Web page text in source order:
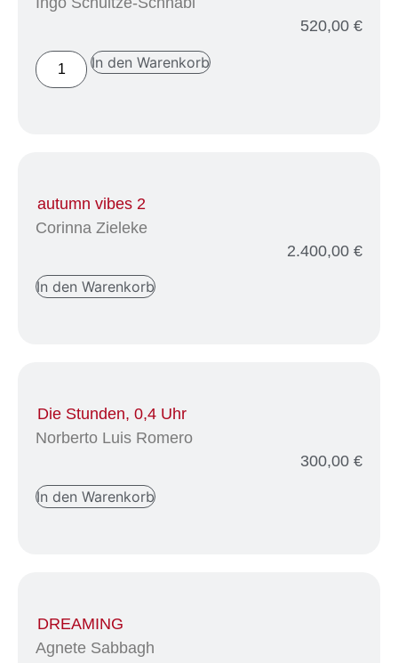
520,00 €
In den Warenkorb
autumn vibes 2
Corinna Zieleke
2.400,00 €
In den Warenkorb
Die Stunden, 0,4 Uhr
Norberto Luis Romero
300,00 €
In den Warenkorb
DREAMING
Agnete Sabbagh